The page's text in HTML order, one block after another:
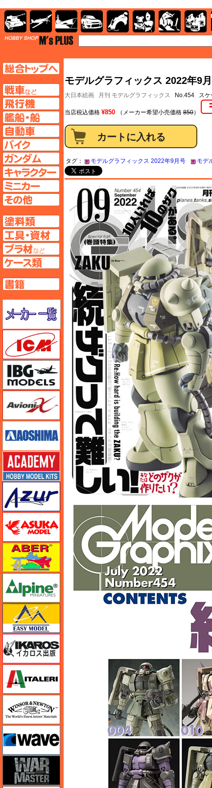
モデルグラフィックス 2022年9
大日本絵画 月刊 モデルグラフィックス No.454 スケ
当店税込価格 ¥850 （メーカー希望小売価格 850）
タグ： モデルグラフィックス 2022年9月号 モデ
艦船ページへ
自動車ページへ
バイクページへ
キャラクターページへ
その他ページへ
塗料ページへ
工具ページへ
プラ材ページへ
ケースページへ
書籍ページへ
メーカー一覧のページはこちら
Avioni-X（アヴィオニクス）
アオシマ
アカデミー
アズール
アスカモデル
アベール
ウインザー＆ニュートン
AFV 飛行機 艦船 自動車 バイク キャラクターガンダム